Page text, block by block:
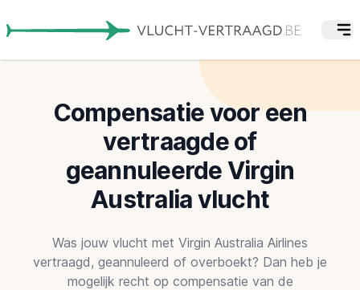
Compensatie voor een
vertraagde of
geannuleerde Virgin
Australia vlucht
Was jouw vlucht met Virgin Australia Airlines
vertraagd, geannuleerd of overboekt? Dan heb je
mogelijk recht op compensatie van de